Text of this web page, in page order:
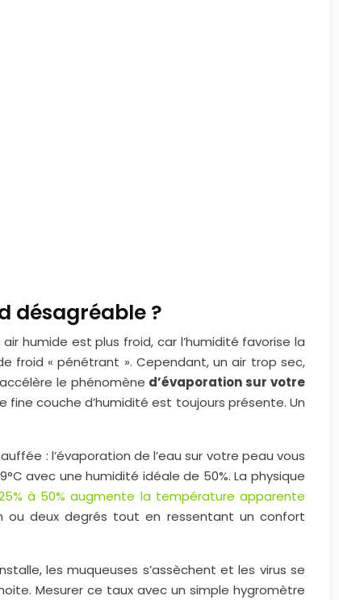
désagréable ?
humide est plus froid, car l’humidité favorise la
froid « pénétrant ». Cependant, un air trop sec,
le phénomène d’évaporation sur votre
couche d’humidité est toujours présente. Un
: l’évaporation de l’eau sur votre peau vous
avec une humidité idéale de 50%. La physique
à 50% augmente la température apparente
ou deux degrés tout en ressentant un confort
les muqueuses s’assèchent et les virus se
Mesurer ce taux avec un simple hygromètre